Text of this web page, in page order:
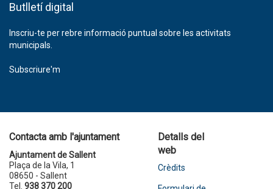
Butlletí digital
Inscriu-te per rebre informació puntual sobre les activitats
municipals.
Subscriure'm
Contacta amb l'ajuntament
Ajuntament de Sallent
Plaça de la Vila, 1
08650 - Sallent
Tel. 938 370 200
Detalls del
web
Crèdits